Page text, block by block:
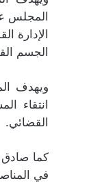
المجلس
الإدارة
الجسم
ويهدف
انتقاء
القضائي.
كما صادق
في